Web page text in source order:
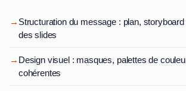
→ Structuration du message : plan,
des slides
→ Design visuel : masques, palettes de
cohérentes